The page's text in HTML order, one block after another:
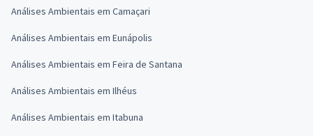
Análises Ambientais em Camaçari
Análises Ambientais em Eunápolis
Análises Ambientais em Feira de Santana
Análises Ambientais em Ilhéus
Análises Ambientais em Itabuna